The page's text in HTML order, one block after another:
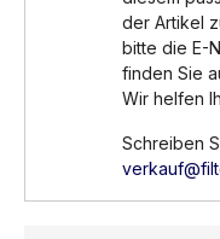
der Artikel
bitte die E-
finden Sie
Wir helfen
Schreiben